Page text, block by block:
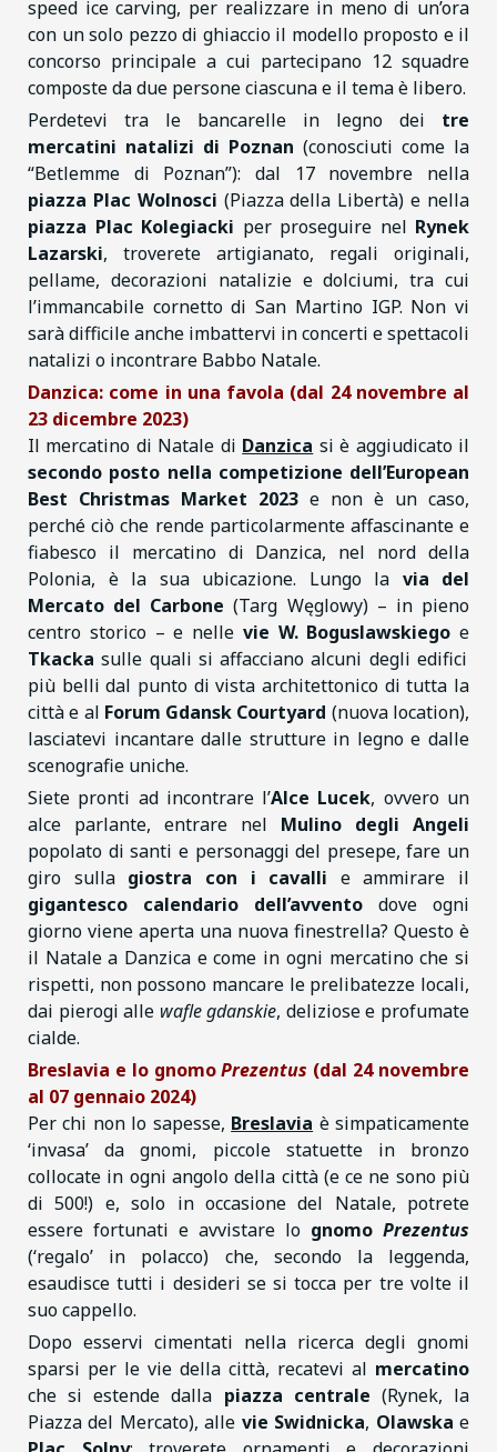
speed ice carving, per realizzare in meno di un’ora
con un solo pezzo di ghiaccio il modello proposto e il
concorso principale a cui partecipano 12 squadre
composte da due persone ciascuna e il tema è libero.
Perdetevi tra le bancarelle in legno dei tre
mercatini natalizi di Poznan (conosciuti come la
“Betlemme di Poznan”): dal 17 novembre nella
piazza Plac Wolnosci (Piazza della Libertà) e nella
piazza Plac Kolegiacki per proseguire nel Rynek
Lazarski, troverete artigianato, regali originali,
pellame, decorazioni natalizie e dolciumi, tra cui
l’immancabile cornetto di San Martino IGP. Non vi
sarà difficile anche imbattervi in concerti e spettacoli
natalizi o incontrare Babbo Natale.
Danzica: come in una favola (dal 24 novembre al
23 dicembre 2023)
Il mercatino di Natale di Danzica si è aggiudicato il
secondo posto nella competizione dell’European
Best Christmas Market 2023 e non è un caso,
perché ciò che rende particolarmente affascinante e
fiabesco il mercatino di Danzica, nel nord della
Polonia, è la sua ubicazione. Lungo la via del
Mercato del Carbone (Targ Węglowy) – in pieno
centro storico – e nelle vie W. Boguslawskiego e
Tkacka sulle quali si affacciano alcuni degli edifici
più belli dal punto di vista architettonico di tutta la
città e al Forum Gdansk Courtyard (nuova location),
lasciatevi incantare dalle strutture in legno e dalle
scenografie uniche.
Siete pronti ad incontrare l’Alce Lucek, ovvero un
alce parlante, entrare nel Mulino degli Angeli
popolato di santi e personaggi del presepe, fare un
giro sulla giostra con i cavalli e ammirare il
gigantesco calendario dell’avvento dove ogni
giorno viene aperta una nuova finestrella? Questo è
il Natale a Danzica e come in ogni mercatino che si
rispetti, non possono mancare le prelibatezze locali,
dai pierogi alle wafle gdanskie, deliziose e profumate
cialde.
Breslavia e lo gnomoPrezentus (dal 24 novembre
al 07 gennaio 2024)
Per chi non lo sapesse, Breslavia è simpaticamente
‘invasa’ da gnomi, piccole statuette in bronzo
collocate in ogni angolo della città (e ce ne sono più
di 500!) e, solo in occasione del Natale, potrete
essere fortunati e avvistare lo gnomo Prezentus
(‘regalo’ in polacco) che, secondo la leggenda,
esaudisce tutti i desideri se si tocca per tre volte il
suo cappello.
Dopo esservi cimentati nella ricerca degli gnomi
sparsi per le vie della città, recatevi al mercatino
che si estende dalla piazza centrale (Rynek, la
Piazza del Mercato), alle vie Swidnicka, Olawska e